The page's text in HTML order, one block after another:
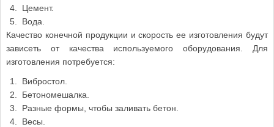
Цемент.
Вода.
Качество конечной продукции и скорость ее изготовления будут
зависеть от качества используемого оборудования. Для
изготовления потребуется:
Вибростол.
Бетономешалка.
Разные формы, чтобы заливать бетон.
Весы.